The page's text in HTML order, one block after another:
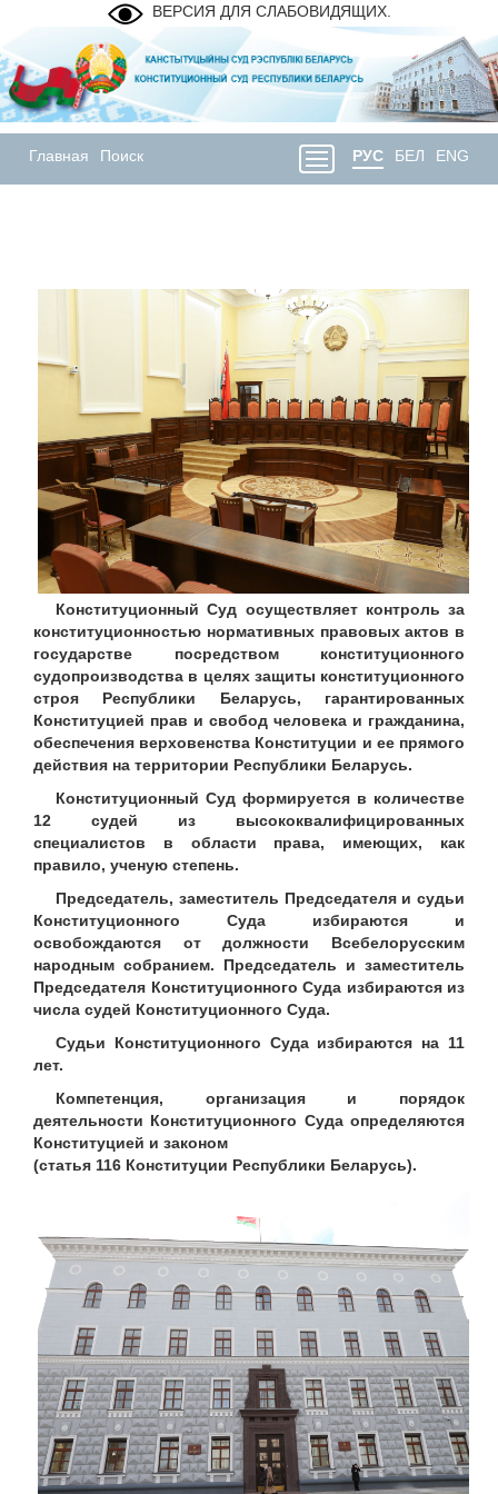
ВЕРСИЯ ДЛЯ СЛАБОВИДЯЩИХ.
Главная Поиск РУС БЕЛ ENG
Конституционный Суд осуществляет контроль за
конституционностью нормативных правовых актов в
государстве посредством конституционного
судопроизводства в целях защиты конституционного
строя Республики Беларусь, гарантированных
Конституцией прав и свобод человека и гражданина,
обеспечения верховенства Конституции и ее прямого
действия на территории Республики Беларусь.
Конституционный Суд формируется в количестве
12 судей из высококвалифицированных
специалистов в области права, имеющих, как
правило, ученую степень.
Председатель, заместитель Председателя и судьи
Конституционного Суда избираются и
освобождаются от должности Всебелорусским
народным собранием. Председатель и заместитель
Председателя Конституционного Суда избираются из
числа судей Конституционного Суда.
Судьи Конституционного Суда избираются на 11
лет.
Компетенция, организация и порядок
деятельности Конституционного Суда определяются
Конституцией и законом
(статья 116 Конституции Республики Беларусь).